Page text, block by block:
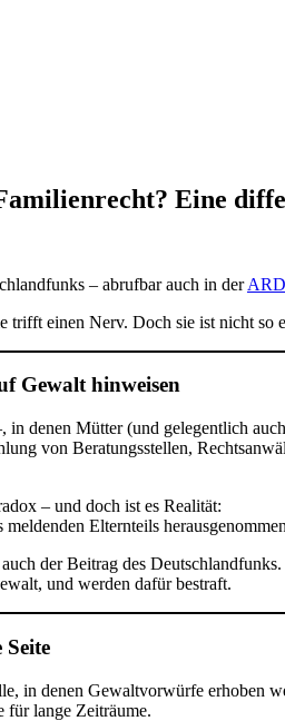
Eine
– abrufbar auch in der
trifft einen Nerv. Doch sie ist nicht
Gewalt hinweisen
in denen Mütter (und gelegentlich
von Beratungsstellen,
– und doch ist es Realität:
Elternteils
der Beitrag des
und werden dafür bestraft.
Seite
in denen Gewaltvorwürfe erhoben
für lange Zeiträume.